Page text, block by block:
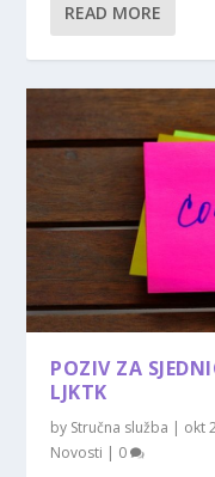
READ MORE
POZIV ZA
LJKTK
by Stručna služba | okt
Novosti | 0